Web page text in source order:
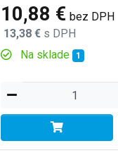
10,88 € bez DPH
13,38 € s DPH
Na sklade
1